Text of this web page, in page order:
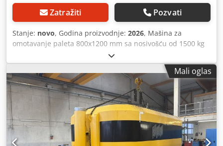
Zatražiti Pozvati
Stanje: novo, Godina proizvodnje: 2026, Mašina za
omotavanje paleta 800x1200 mm sa nosivošću od 1500 kg
predstavlja univerzalno i ekonomski isplativo rešenje za
kompanije koje žele da povećaju efikasnost pakovanja.
Uređaj kombinuje visok kvalitet izrade, jednostavno
rukovanje i bezbednost na radu. Odlično se pokazuje u
svim granama industrije – od prehrambene industrije,
preko proizvodnje, do logistike i e-trgovine. Primena
mašine za omotavanje paleta 1200x800 mm Mašina je
projektovana za standardne EURO palete dimenzija
1200x800 mm, koje se najčešće koriste u logistici i
Mali oglas